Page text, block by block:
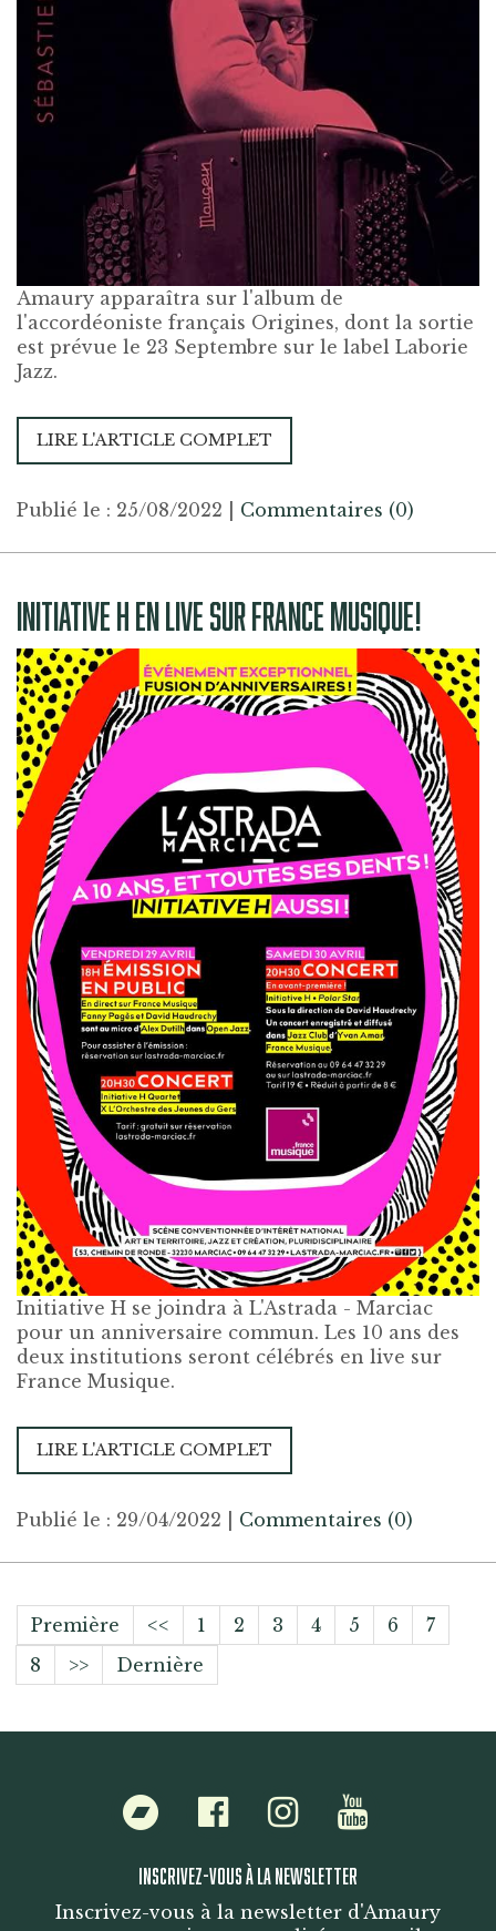
Amaury apparaîtra sur l'album de
l'accordéoniste français Origines, dont la sortie
est prévue le 23 Septembre sur le label Laborie
Jazz.
LIRE L'ARTICLE COMPLET
Publié le : 25/08/2022 Commentaires (0)
INITIATIVE H EN LIVE SUR FRANCE MUSIQUE!
Initiative H se joindra à L'Astrada - Marciac
pour un anniversaire commun. Les 10 ans des
deux institutions seront célébrés en live sur
France Musique.
LIRE L'ARTICLE COMPLET
Publié le : 29/04/2022 Commentaires (0)
Première << 1 2 3 4 5 6
7
8
>> Dernière
BandcampFacebookInstagram
INSCRIVEZ-VOUS À LA NEWSLETTER
Inscrivez-vous à la newsletter d'Amaury